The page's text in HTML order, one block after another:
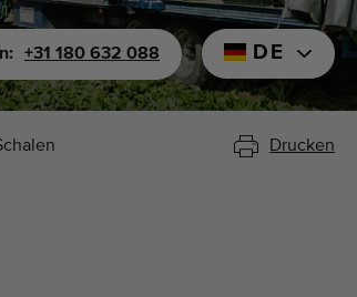
DE
+31 180 632 088
Drucken